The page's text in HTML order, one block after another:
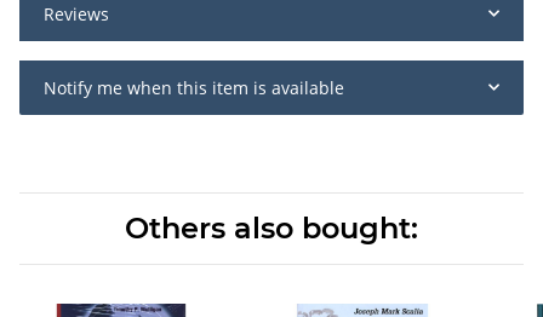
Reviews
Notify me when this item is available
Others also bought: